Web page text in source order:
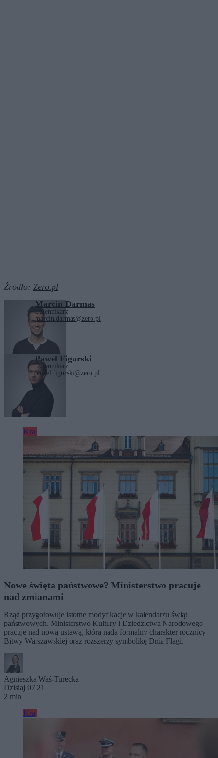
Źródło: Zero.pl
Marcin Darmas
Dziennikarz
marcin.darmas@zero.pl
Paweł Figurski
Dziennikarz
pawel.figurski@zero.pl
Tagi:uniwersytet
Zobacz również
Kraj
Nowe święta państwowe? Ministerstwo pracuje
nad zmianami
Rząd przygotowuje istotne modyfikacje w kalendarzu świąt
państwowych. Ministerstwo Kultury i Dziedzictwa Narodowego
pracuje nad nową ustawą, która nada formalny charakter rocznicy
Bitwy Warszawskiej oraz rozszerzy symbolikę Dnia Flagi.
Agnieszka Waś-Turecka
Dzisiaj 07:21
2 min
Kraj